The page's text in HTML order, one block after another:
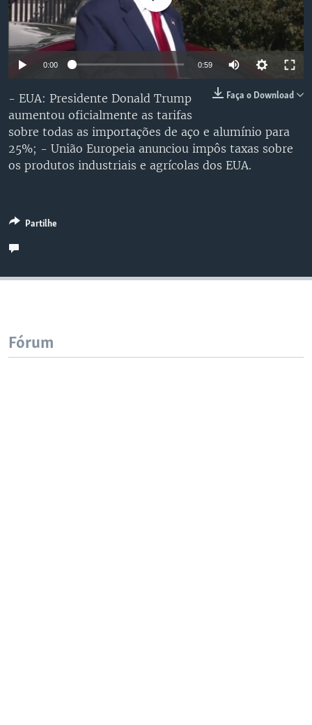
Auto 240p 360p 480p
0:00 0:59
480p
720p
Faça o Download
- EUA: Presidente Donald Trump
aumentou oficialmente as tarifas
sobre todas as importações de aço e alumínio para
25%; - União Europeia anunciou impôs taxas sobre
os produtos industriais e agrícolas dos EUA.
Partilhe
Fórum